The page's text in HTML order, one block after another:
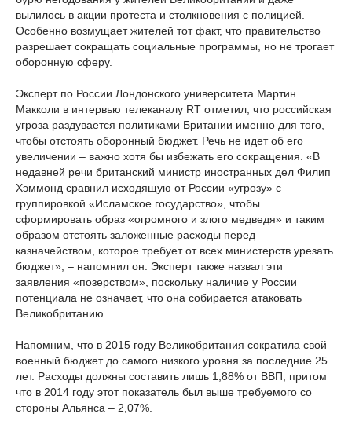
вылилось в акции протеста и столкновения с полицией.
Особенно возмущает жителей тот факт, что правительство
разрешает сокращать социальные программы, но не трогает
оборонную сферу.
Эксперт по России Лондонского университета Мартин
Макколи в интервью телеканалу RT отметил, что российская
угроза раздувается политиками Британии именно для того,
чтобы отстоять оборонный бюджет. Речь не идет об его
увеличении – важно хотя бы избежать его сокращения. «В
недавней речи британский министр иностранных дел Филип
Хэммонд сравнил исходящую от России «угрозу» с
группировкой «Исламское государство», чтобы
сформировать образ «огромного и злого медведя» и таким
образом отстоять заложенные расходы перед
казначейством, которое требует от всех министерств урезать
бюджет», – напомнил он. Эксперт также назвал эти
заявления «позерством», поскольку наличие у России
потенциала не означает, что она собирается атаковать
Великобританию.
Напомним, что в 2015 году Великобритания сократила свой
военный бюджет до самого низкого уровня за последние 25
лет. Расходы должны составить лишь 1,88% от ВВП, притом
что в 2014 году этот показатель был выше требуемого со
стороны Альянса – 2,07%.